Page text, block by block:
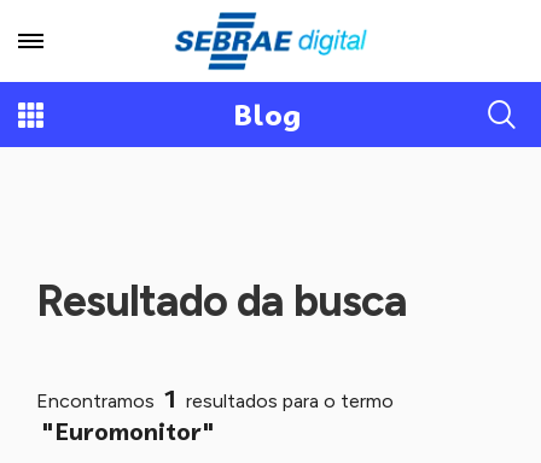
Blog
Resultado da busca
Encontramos 1 resultados para o termo
"Euromonitor"